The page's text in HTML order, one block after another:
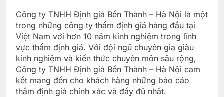
Công ty TNHH Định giá Bến Thành – Hà Nội là một
trong những công ty thẩm định giá hàng đầu tại
Việt Nam với hơn 10 năm kinh nghiệm trong lĩnh
vực thẩm định giá. Với đội ngũ chuyên gia giàu
kinh nghiệm và kiến thức chuyên môn sâu rộng,
Công ty TNHH Định giá Bến Thành – Hà Nội cam
kết mang đến cho khách hàng những báo cáo
thẩm định giá chính xác và đầy đủ nhất.